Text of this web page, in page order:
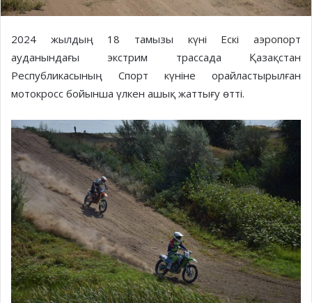
2024 жылдың 18 тамызы күні Ескі аэропорт
ауданындағы экстрим трассада Қазақстан
Республикасының Спорт күніне орайластырылған
мотокросс бойынша үлкен ашық жаттығу өтті.